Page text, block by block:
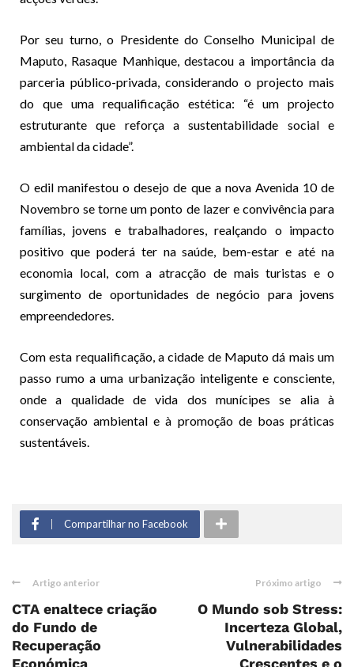
Por seu turno, o Presidente do Conselho Municipal de
Maputo, Rasaque Manhique, destacou a importância da
parceria público-privada, considerando o projecto mais
do que uma requalificação estética: “é um projecto
estruturante que reforça a sustentabilidade social e
ambiental da cidade”.
O edil manifestou o desejo de que a nova Avenida 10 de
Novembro se torne um ponto de lazer e convivência para
famílias, jovens e trabalhadores, realçando o impacto
positivo que poderá ter na saúde, bem-estar e até na
economia local, com a atracção de mais turistas e o
surgimento de oportunidades de negócio para jovens
empreendedores.
Com esta requalificação, a cidade de Maputo dá mais um
passo rumo a uma urbanização inteligente e consciente,
onde a qualidade de vida dos munícipes se alia à
conservação ambiental e à promoção de boas práticas
sustentáveis.
Compartilhar no Facebook
Artigo anterior
CTA enaltece criação
do Fundo de
Recuperação
Económica
Próximo artigo
O Mundo sob Stress:
Incerteza Global,
Vulnerabilidades
Crescentes e o